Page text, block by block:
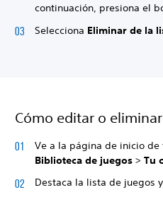
continuación, presiona el
Selecciona Eliminar de la
Cómo editar o
Ve a la página de inicio de
Biblioteca de juegos > Tu
Destaca la lista de juegos